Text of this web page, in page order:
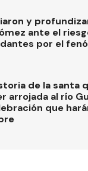
y
ante el
por el
de la santa
arrojada al río
que